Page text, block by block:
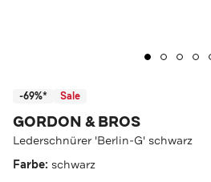
-69%* Sale
GORDON & BROS
Lederschnürer 'Berlin-G' schwarz
Farbe: schwarz